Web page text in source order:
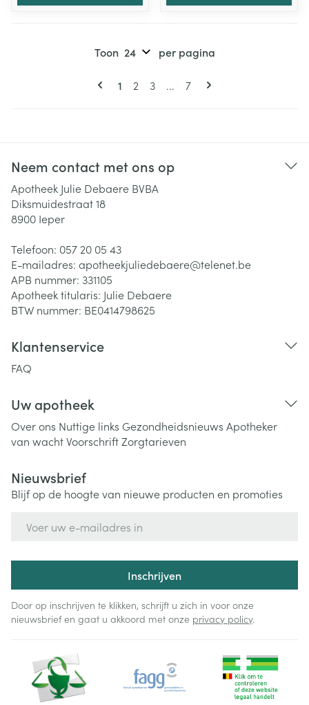
Pagina's
U lees momenteel pagina
1 Pagina
2 Pagina
3 ... Pagina
7
Toon per pagina
Neem contact met ons op
Apotheek Julie Debaere BVBA
Diksmuidestraat 18
8900 Ieper
Telefoon: 057 20 05 43
E-mailadres: apotheekjuliedebaere@telenet.be
APB nummer: 331105
Apotheek titularis: Julie Debaere
BTW nummer: BE0414798625
Klantenservice
FAQ
Uw apotheek
Over ons Nuttige links Gezondheidsnieuws Apotheker
van wachtVoorschriftZorgtarieven
Nieuwsbrief
Blijf op de hoogte van nieuwe producten en promoties
Inschrijven
Door op inschrijven te klikken, schrijft u zich in voor onze
nieuwsbrief en gaat u akkoord met onze privacy policy.